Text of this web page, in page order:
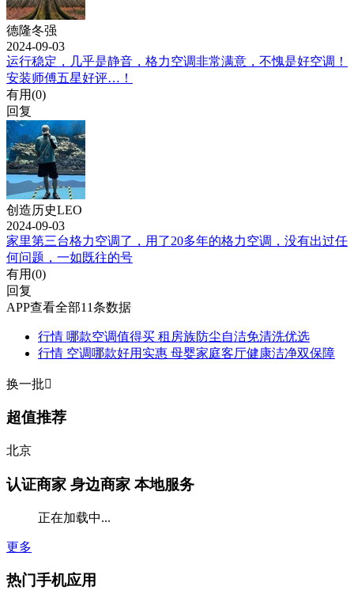
德隆冬强
2024-09-03
运行稳定，几乎是静音，格力空调非常满意，不愧是好空调！
安装师傅五星好评…！
有用(0)
回复
创造历史LEO
2024-09-03
家里第三台格力空调了，用了20多年的格力空调，没有出过任
何问题，一如既往的号
有用(0)
回复
APP查看全部11条数据
行情 哪款空调值得买 租房族防尘自洁免清洗优选
行情 空调哪款好用实惠 母婴家庭客厅健康洁净双保障
换一批
超值推荐
北京
认证商家 身边商家 本地服务
正在加载中...
更多
热门手机应用